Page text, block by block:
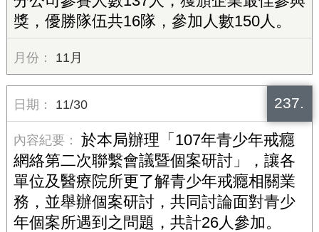
獎，優勝隊伍共16隊，參加人數150人。
11月
237.
11/30
於本局辦理「107年青少年戒癮
網絡第二次聯繫會議暨個案研討」，讓各
單位及醫療院所更了解青少年戒癮相關業
務，並舉辦個案研討，共同討論面對青少
年個案所遇到之問題，共計26人參加。